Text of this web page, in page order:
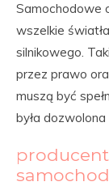
Samochodowe
wszelkie
silnikowego.
przez prawo
muszą być
była